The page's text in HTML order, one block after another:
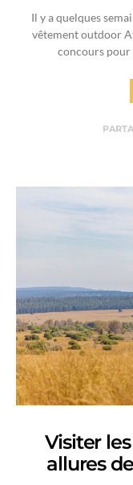
Il y a quelques
vêtement outdoor
concours
Visiter
allures